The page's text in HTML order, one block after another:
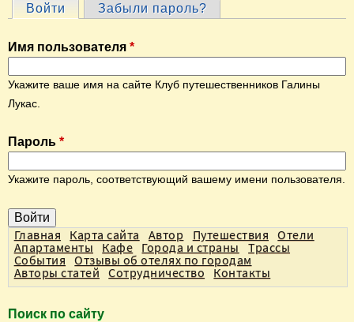
Г
л
а
в
н
е
в
л
а
д
к
и
Войти (активная вкладка)
Забыли пароль?
Имя пользователя *
Укажите ваше имя на сайте Клуб путешественников Галины
Лукас.
Пароль *
Укажите пароль, соответствующий вашему имени пользователя.
Главная Карта сайта Автор Путешествия
Отели
Апартаменты
Кафе Города и страны
Трассы
События
Отзывы об отелях по городам
Авторы статей
Сотрудничество Контакты
Поиск по сайту